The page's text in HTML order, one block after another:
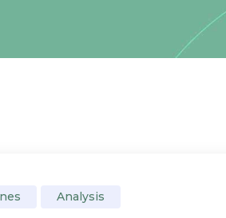
Analysis